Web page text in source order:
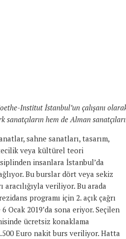
Institut İstanbul’un çalışanı
hem de Alman
sahne sanatları, tasarım,
veya kültürel teori
insanlara İstanbul’da
Bu burslar dört veya sekiz
aracılığıyla veriliyor. Bu arada
programı için 2. açık çağrı
Ocak 2019’da sona eriyor. Seçilen
ücretsiz konaklama
Euro nakit burs veriliyor. Hatta